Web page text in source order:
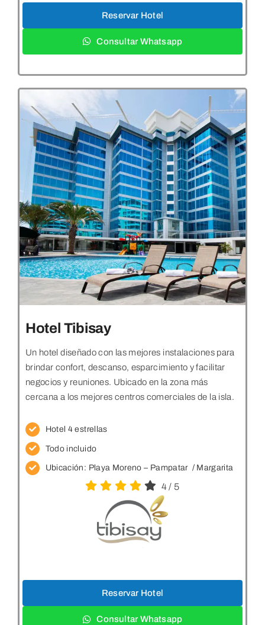
Reservar Hotel
Consultar Whatsapp
Hotel Tibisay
Un hotel diseñado con las mejores instalaciones para
brindar confort, descanso, esparcimiento y facilitar
negocios y reuniones. Ubicado en la zona más
cercana a los mejores centros comerciales de la isla.
Hotel 4 estrellas
Todo incluido
Ubicación: Playa Moreno – Pampatar / Margarita
4/ 5
Reservar Hotel
Consultar Whatsapp